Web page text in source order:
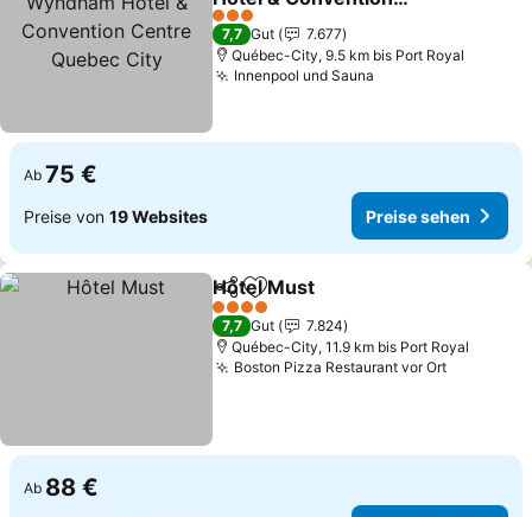
Centre Quebec City
Preise sehen
3 Sterne
7,7 Gut
7.677
Québec-City, 9.5 km bis Port Royal
Innenpool und Sauna
Ab 75 €
Preise von 19 Websites Preise sehen
TeilenZu Favoriten hinzufügen
Hôtel Must
4 Sterne
7,7 Gut
7.824
Québec-City, 11.9 km bis Port Royal
Boston Pizza Restaurant vor OrtPreise
Ab 88 €